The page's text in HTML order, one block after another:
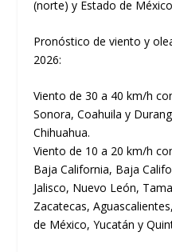
(norte) y Estado de
Pronóstico de viento y
2026:
Viento de 30 a 40 km/h
Sonora, Coahuila y
Chihuahua.
Viento de 10 a 20 km/h
Baja California, Baja
Jalisco, Nuevo León,
Zacatecas,
de México, Yucatán y